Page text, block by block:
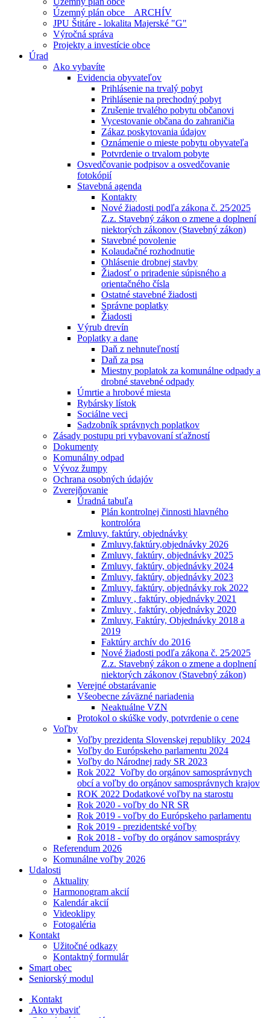
Územný plán obce _ ARCHÍV
JPU Štitáre - lokalita Majerské "G"
Výročná správa
Projekty a investície obce
Úrad
Ako vybavíte
Evidencia obyvateľov
Prihlásenie na trvalý pobyt
Prihlásenie na prechodný pobyt
Zrušenie trvalého pobytu občanovi
Vycestovanie občana do zahraničia
Zákaz poskytovania údajov
Oznámenie o mieste pobytu obyvateľa
Potvrdenie o trvalom pobyte
Osvedčovanie podpisov a osvedčovanie
fotokópií
Stavebná agenda
Kontakty
Nové žiadosti podľa zákona č. 25⁄2025
Z.z. Stavebný zákon o zmene a doplnení
niektorých zákonov (Stavebný zákon)
Stavebné povolenie
Kolaudačné rozhodnutie
Ohlásenie drobnej stavby
Žiadosť o priradenie súpisného a
orientačného čísla
Ostatné stavebné žiadosti
Správne poplatky
Žiadosti
Výrub drevín
Poplatky a dane
Daň z nehnuteľností
Daň za psa
Miestny poplatok za komunálne odpady a
drobné stavebné odpady
Úmrtie a hrobové miesta
Rybársky lístok
Sociálne veci
Sadzobník správnych poplatkov
Zásady postupu pri vybavovaní sťažností
Dokumenty
Komunálny odpad
Vývoz žumpy
Ochrana osobných údajóv
Zverejňovanie
Úradná tabuľa
Plán kontrolnej činnosti hlavného
kontrolóra
Zmluvy, faktúry, objednávky
Zmluvy,faktúry,objednávky 2026
Zmluvy, faktúry, objednávky 2025
Zmluvy, faktúry, objednávky 2024
Zmluvy, faktúry, objednávky 2023
Zmluvy, faktúry, objednávky rok 2022
Zmluvy , faktúry, objednávky 2021
Zmluvy , faktúry, objednávky 2020
Zmluvy, Faktúry, Objednávky 2018 a
2019
Faktúry archív do 2016
Nové žiadosti podľa zákona č. 25⁄2025
Z.z. Stavebný zákon o zmene a doplnení
niektorých zákonov (Stavebný zákon)
Verejné obstarávanie
Všeobecne záväzné nariadenia
Neaktuálne VZN
Protokol o skúške vody, potvrdenie o cene
Voľby
Voľby prezidenta Slovenskej republiky_2024
Voľby do Európskeho parlamentu 2024
Voľby do Národnej rady SR 2023
Rok 2022_Voľby do orgánov samosprávnych
obcí a voľby do orgánov samosprávnych krajov
ROK 2022 Dodatkové voľby na starostu
Rok 2020 - voľby do NR SR
Rok 2019 - voľby do Európskeho parlamentu
Rok 2019 - prezidentské voľby
Rok 2018 - voľby do orgánov samosprávy
Referendum 2026
Komunálne voľby 2026
Udalosti
Aktuality
Harmonogram akcií
Kalendár akcií
Videoklipy
Fotogaléria
Kontakt
Užitočné odkazy
Kontaktný formulár
Smart obec
Seniorský modul
Kontakt
Ako vybaviť